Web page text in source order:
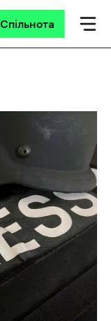
Спільнота